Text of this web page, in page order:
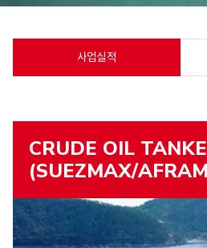
사업실적
CRUDE OIL
(SUEZMAX/